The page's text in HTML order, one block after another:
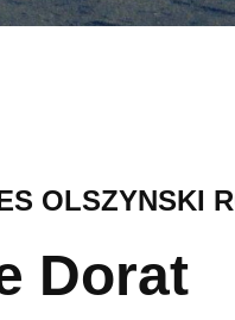
OLSZYNSKI
Dorat